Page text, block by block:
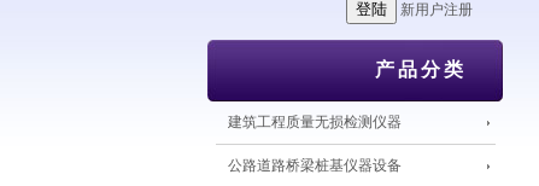
新用户注册
产品分类
建筑工程质量无损检测仪器
公路道路桥梁桩基仪器设备